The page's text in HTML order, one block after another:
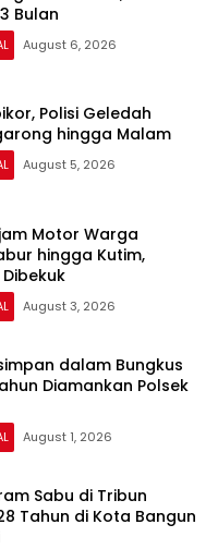
Bulan
August 6, 2026
Polisi Geledah
hingga Malam
August 5, 2026
Motor Warga
hingga Kutim,
August 3, 2026
dalam Bungkus
Diamankan Polsek
August 1, 2026
Sabu di Tribun
Tahun di Kota Bangun